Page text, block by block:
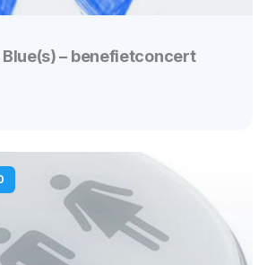
Blue(s) – benefietconcert